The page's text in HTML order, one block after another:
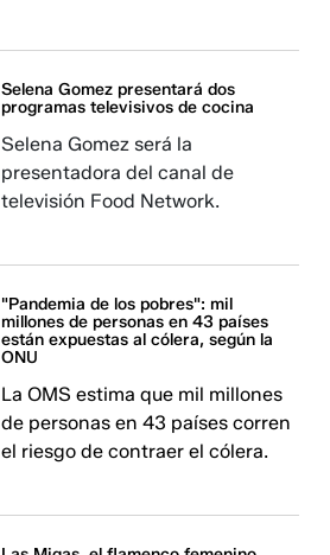
Selena Gomez presentará dos
programas televisivos de cocina
Selena Gomez será la
presentadora del canal de
televisión Food Network.
"Pandemia de los pobres": mil
millones de personas en 43 países
están expuestas al cólera, según la
ONU
La OMS estima que mil millones
de personas en 43 países corren
el riesgo de contraer el cólera.